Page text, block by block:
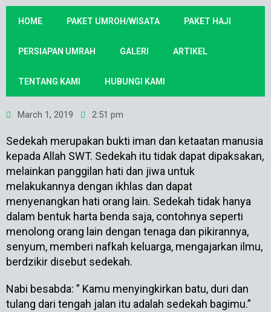
HOME PAKET UMROH/WISATA PAKET HAJI
PERSIAPAN UMRAH GALERI ARTIKEL
TENTANG KAMI HUBUNGI KAMI
March 1, 2019 2:51 pm
Sedekah merupakan bukti iman dan ketaatan manusia
kepada Allah SWT. Sedekah itu tidak dapat dipaksakan,
melainkan panggilan hati dan jiwa untuk
melakukannya dengan ikhlas dan dapat
menyenangkan hati orang lain. Sedekah tidak hanya
dalam bentuk harta benda saja, contohnya seperti
menolong orang lain dengan tenaga dan pikirannya,
senyum, memberi nafkah keluarga, mengajarkan ilmu,
berdzikir disebut sedekah.
Nabi besabda: ” Kamu menyingkirkan batu, duri dan
tulang dari tengah jalan itu adalah sedekah bagimu.”